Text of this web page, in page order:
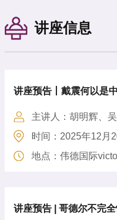
讲座信息
讲座预告丨戴震何以是
对谈
主讲人：胡明辉、
时间：2025年12月
地点：伟德国际
讲座预告 | 哥德尔不完